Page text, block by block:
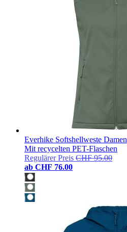
Everhike Softshellweste Damen
Mit recycelten PET-Flaschen
Regulärer Preis CHF 95.00
ab CHF 76.00